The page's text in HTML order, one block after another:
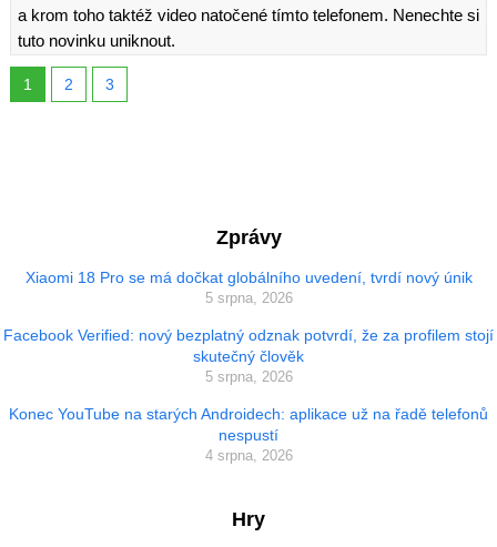
a krom toho taktéž video natočené tímto telefonem. Nenechte si
tuto novinku uniknout.
1 2 3
Zprávy
Xiaomi 18 Pro se má dočkat globálního uvedení, tvrdí nový únik
5 srpna, 2026
Facebook Verified: nový bezplatný odznak potvrdí, že za profilem stojí
skutečný člověk
5 srpna, 2026
Konec YouTube na starých Androidech: aplikace už na řadě telefonů
nespustí
4 srpna, 2026
Hry